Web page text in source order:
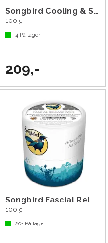
Songbird Cooling & Soothing Balm
100 g
4På lager
209,-
Songbird Fascial Release Wax
100 g
20+På lager